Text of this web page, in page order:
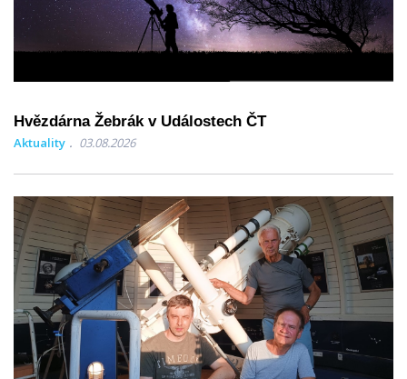
Hvězdárna Žebrák v Událostech ČT
Aktuality 03.08.2026